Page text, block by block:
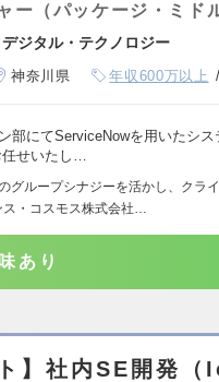
ー（パッケージ・ミド
ジタル・テクノロジー
神奈川県 年収600万以上
部にてServiceNowを用いたシ
せいたし…
グループシナジーを活かし、クラ
ス・コスモス株式会社…
あり
】社内SE開発